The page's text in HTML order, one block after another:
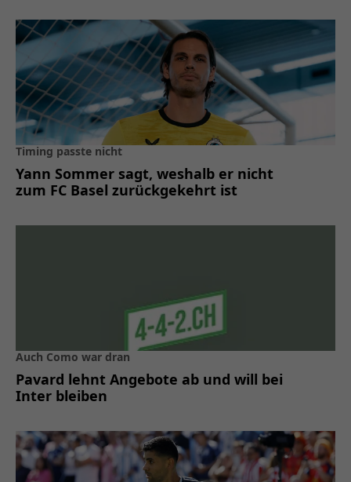
Timing passte nicht
Yann Sommer sagt, weshalb er nicht
zum FC Basel zurückgekehrt ist
Auch Como war dran
Pavard lehnt Angebote ab und will bei
Inter bleiben